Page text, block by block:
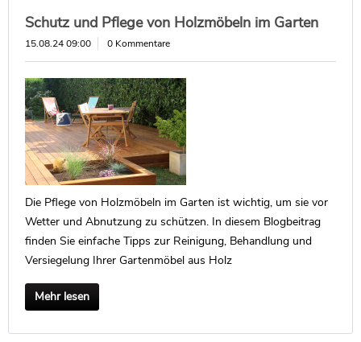
Schutz und Pflege von Holzmöbeln im Garten
15.08.24 09:00 0 Kommentare
Die Pflege von Holzmöbeln im Garten ist wichtig, um sie vor
Wetter und Abnutzung zu schützen. In diesem Blogbeitrag
finden Sie einfache Tipps zur Reinigung, Behandlung und
Versiegelung Ihrer Gartenmöbel aus Holz
Mehr lesen